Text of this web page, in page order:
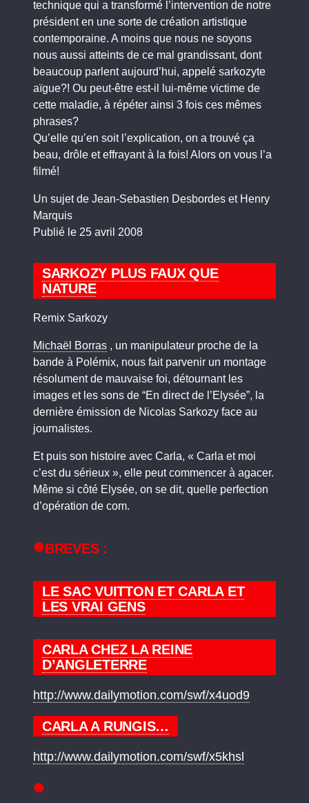
technique qui a transformé l’intervention de notre
président en une sorte de création artistique
contemporaine. A moins que nous ne soyons
nous aussi atteints de ce mal grandissant, dont
beaucoup parlent aujourd’hui, appelé sarkozyte
aïgue?! Ou peut-être est-il lui-même victime de
cette maladie, à répéter ainsi 3 fois ces mêmes
phrases?
Qu’elle qu’en soit l’explication, on a trouvé ça
beau, drôle et effrayant à la fois! Alors on vous l’a
filmé!
Un sujet de Jean-Sebastien Desbordes et Henry
Marquis
Publié le 25 avril 2008
SARKOZY PLUS FAUX QUE
NATURE
Remix Sarkozy
Michaël Borras , un manipulateur proche de la
bande à Polémix, nous fait parvenir un montage
résolument de mauvaise foi, détournant les
images et les sons de “En direct de l’Elysée”, la
dernière émission de Nicolas Sarkozy face au
journalistes.
Et puis son histoire avec Carla, « Carla et moi
c’est du sérieux », elle peut commencer à agacer.
Même si côté Elysée, on se dit, quelle perfection
d’opération de com.
BREVES :
LE SAC VUITTON ET CARLA ET
LES VRAI GENS
CARLA CHEZ LA REINE
D’ANGLETERRE
http://www.dailymotion.com/swf/x4uod9
CARLA A RUNGIS…
http://www.dailymotion.com/swf/x5khsl